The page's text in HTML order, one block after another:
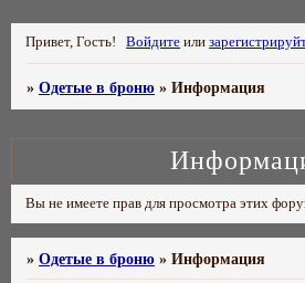
Привет, Гость! Войдите или
»Одетые в броню »Информация
Вы не имеете прав для просмотра этих
»Одетые в броню »Информация